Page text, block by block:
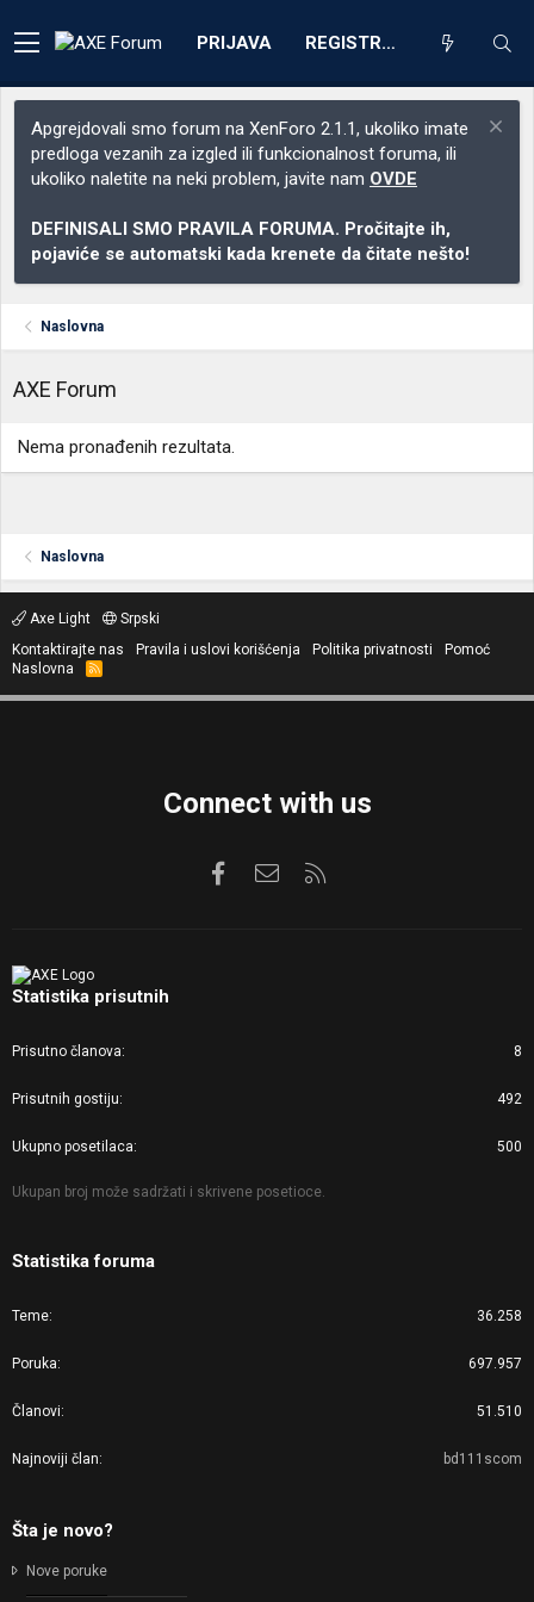
PRIJAVA REGISTRACIJA
Apgrejdovali smo forum na XenForo 2.1.1, ukoliko imate
predloga vezanih za izgled ili funkcionalnost foruma, ili
ukoliko naletite na neki problem, javite nam OVDE
DEFINISALI SMO PRAVILA FORUMA. Pročitajte ih,
pojaviće se automatski kada krenete da čitate nešto!
Naslovna
AXE Forum
Nema pronađenih rezultata.
Naslovna
Axe Light
Srpski
Kontaktirajte nas
Pravila i uslovi korišćenja Politika privatnosti
Pomoć
Naslovna
R
S
Connect with us
FacebookKontaktirajte nas
Statistika prisutnih
Prisutno članova 8
Prisutnih gostiju 492
Ukupno posetilaca 500
Ukupan broj može sadržati i skrivene posetioce.
Statistika foruma
Teme 36.258
Poruka 697.957
Članovi 51.510
Najnoviji član bd111scom
Šta je novo?
Nove poruke